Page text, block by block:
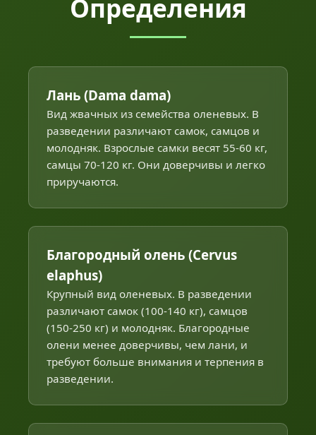
Определения
Лань (Dama dama)
Вид жвачных из семейства оленевых. В
разведении различают самок, самцов и
молодняк. Взрослые самки весят 55-60 кг,
самцы 70-120 кг. Они доверчивы и легко
приручаются.
Благородный олень (Cervus
elaphus)
Крупный вид оленевых. В разведении
различают самок (100-140 кг), самцов
(150-250 кг) и молодняк. Благородные
олени менее доверчивы, чем лани, и
требуют больше внимания и терпения в
разведении.